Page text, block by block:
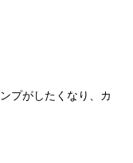
プがしたくなり、カ